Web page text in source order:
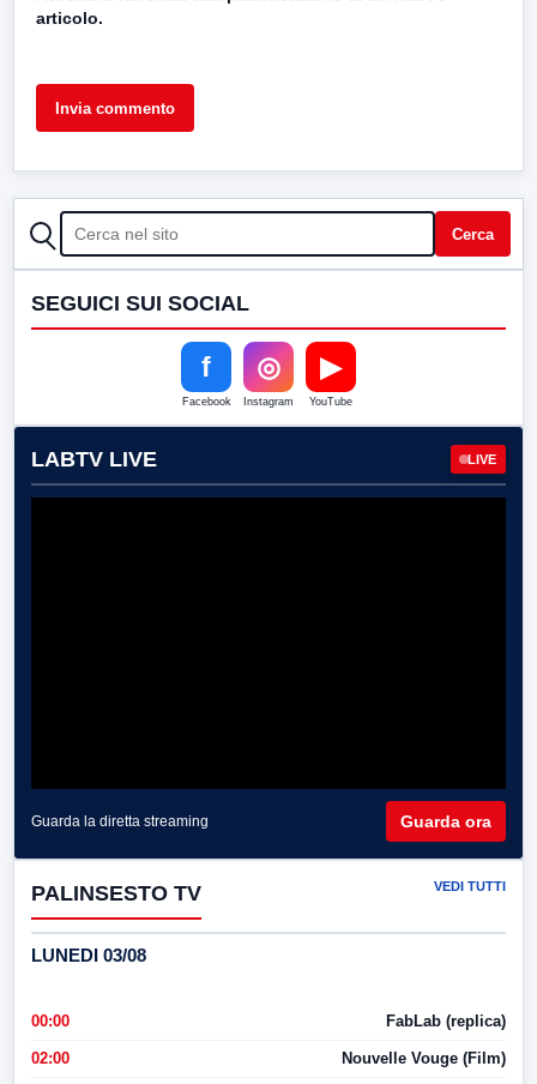
articolo.
CERCA Cerca
SEGUICI SUI SOCIAL
f
Facebook
◎
Instagram
▶
YouTube
LABTV LIVE LIVE
Guarda la diretta streaming Guarda ora
PALINSESTO TV VEDI TUTTI
LUNEDI 03/08
00:00 FabLab (replica)
02:00 Nouvelle Vouge (Film)